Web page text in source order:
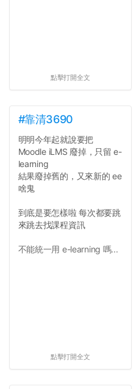
點擊打開全文
#靠清3690
明明今年起就說要把
Moodle iLMS 廢掉，只留 e-
learning
結果廢掉舊的，又來新的 ee
啥鬼
到底是要怎樣啦 每次都要跳
來跳去找課程資訊
不能統一用 e-learning 嗎...
點擊打開全文